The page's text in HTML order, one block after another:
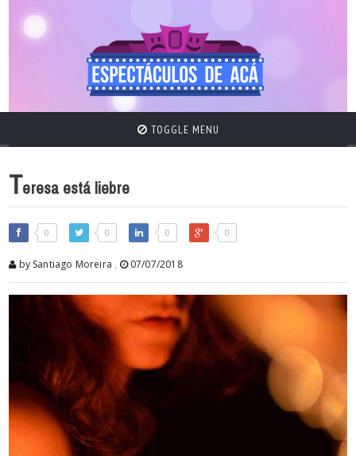
TOGGLE MENU
Teresa está liebre
0 0 0 0
by Santiago Moreira , 07/07/2018